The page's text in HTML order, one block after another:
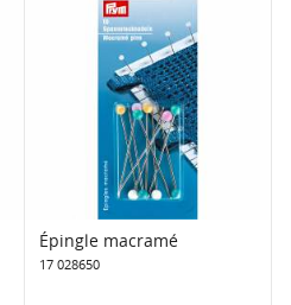
Épingle macramé
17 028650